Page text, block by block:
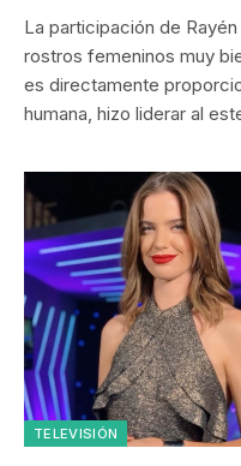
La participación de
rostros femeninos muy
es directamente
humana, hizo liderar al
TELEVISIÓN